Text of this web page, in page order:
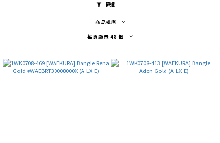
篩選
商品排序
每頁顯示 48 個